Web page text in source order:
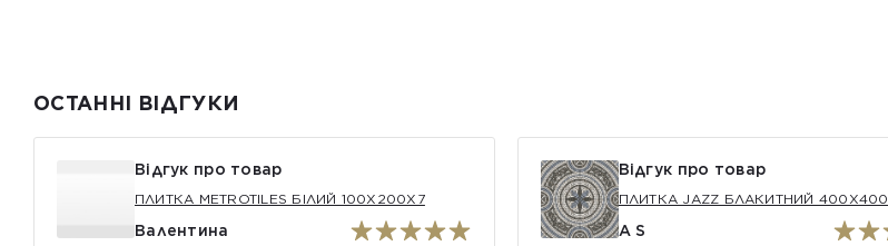
ОСТАННІ ВІДГУКИ
Відгук про товар
ПЛИТКА METROTILES БІЛИЙ 100X200X7
Валентина
Відгук про товар
ПЛИТКА JAZZ БЛАКИТНИЙ 400Х400
A S